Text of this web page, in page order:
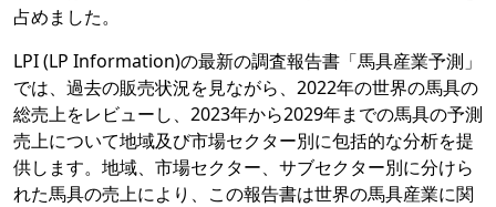
占めました。
LPI (LP Information)の最新の調査報告書「馬具産業予測」
では、過去の販売状況を見ながら、2022年の世界の馬具の
総売上をレビューし、2023年から2029年までの馬具の予測
売上について地域及び市場セクター別に包括的な分析を提
供します。地域、市場セクター、サブセクター別に分けら
れた馬具の売上により、この報告書は世界の馬具産業に関